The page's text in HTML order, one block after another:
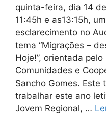
quinta-feira, dia 14
11:45h e as13:15h,
esclarecimento no
tema “Migrações –
Hoje!”, orientada
Comunidades e
Sancho Gomes. Este
trabalhar este ano
Jovem Regional, …